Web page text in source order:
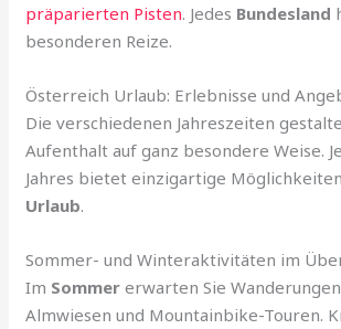
präparierten Pisten. Jedes Bundesland
besonderen Reize.
Österreich Urlaub: Erlebnisse und
Die verschiedenen Jahreszeiten
Aufenthalt auf ganz besondere Weise.
Jahres bietet einzigartige
Urlaub.
Sommer- und Winteraktivitäten im
Im Sommer erwarten Sie
Almwiesen und Mountainbike-Touren.